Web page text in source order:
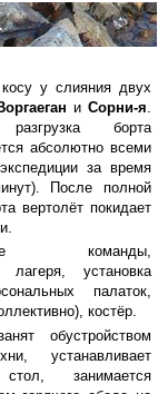
у слияния двух
иСорни-я
борта
абсолютно всеми
за время
После полной
вертолёт покидает
команды,
лагеря, установка
палаток,
костёр.
обустройством
устанавливает
занимается